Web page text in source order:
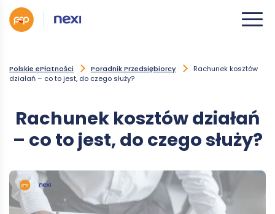
Polskie ePłatności Poradnik Przedsiębiorcy
Rachunek kosztów
działań – co to jest, do czego służy?
Rachunek kosztów działań
– co to jest, do czego służy?